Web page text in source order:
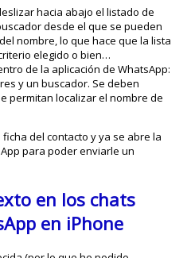
hacia abajo el listado de
desde el que se pueden
nombre, lo que hace que la lista
elegido o bien…
de la aplicación de WhatsApp:
y un buscador. Se deben
permitan localizar el nombre de
del contacto y ya se abre la
para poder enviarle un
en los chats
en iPhone